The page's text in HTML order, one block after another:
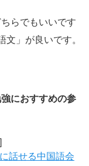
らでもいいです
」が良いです。
におすすめの参
話せる中国語会